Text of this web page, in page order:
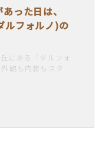
った日は、
フォルノ)の
にある「ダルフォ
観も内装もスタ